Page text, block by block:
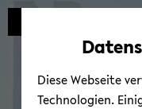
Diese Webseite
Technologien.